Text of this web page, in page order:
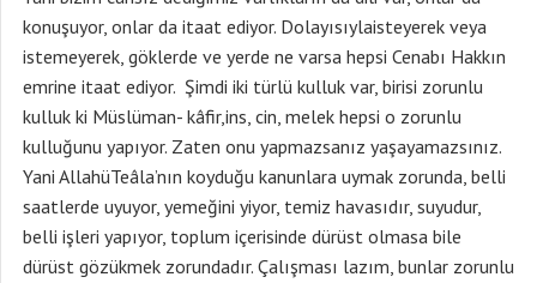
konuşuyor, onlar da itaat ediyor. Dolayısıylaisteyerek veya
istemeyerek, göklerde ve yerde ne varsa hepsi Cenabı Hakkın
emrine itaat ediyor. Şimdi iki türlü kulluk var, birisi zorunlu
kulluk ki Müslüman- kâfir,ins, cin, melek hepsi o zorunlu
kulluğunu yapıyor. Zaten onu yapmazsanız yaşayamazsınız.
Yani AllahüTeâla’nın koyduğu kanunlara uymak zorunda, belli
saatlerde uyuyor, yemeğini yiyor, temiz havasıdır, suyudur,
belli işleri yapıyor, toplum içerisinde dürüst olmasa bile
dürüst gözükmek zorundadır. Çalışması lazım, bunlar zorunlu